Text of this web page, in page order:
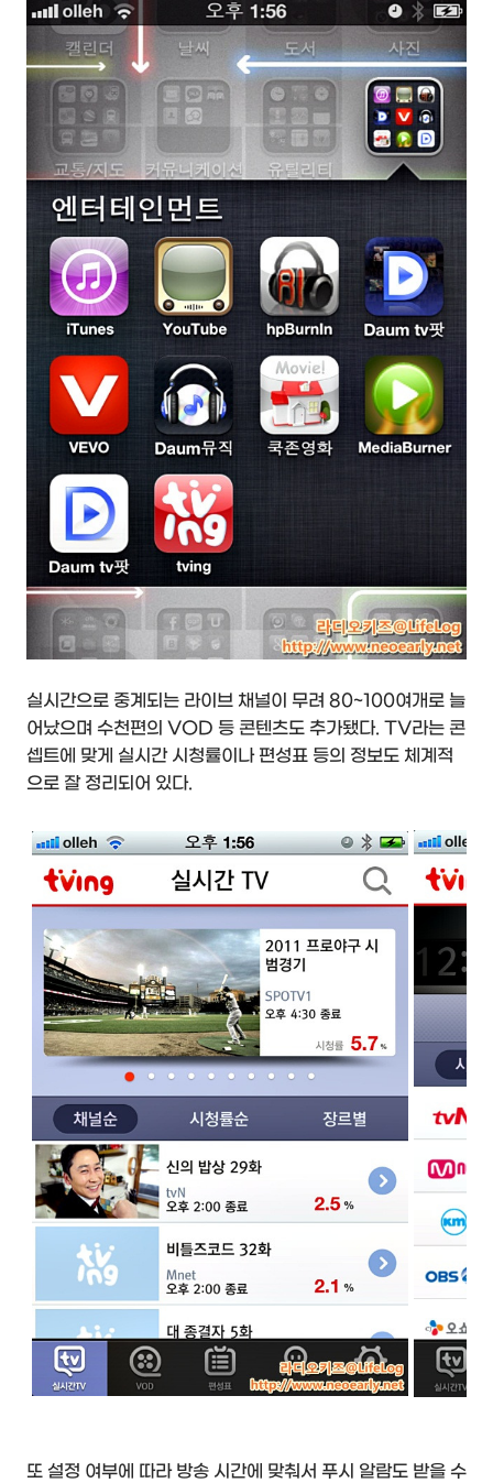
실시간으로 중계되는 라이브 채널이 무려 80~100여개로 늘
어났으며 수천편의 VOD 등 콘텐츠도 추가됐다. TV라는 콘
셉트에 맞게 실시간 시청률이나 편성표 등의 정보도 체계적
으로 잘 정리되어 있다.
또 설정 여부에 따라 방송 시간에 맞춰서 푸시 알람도 받을 수